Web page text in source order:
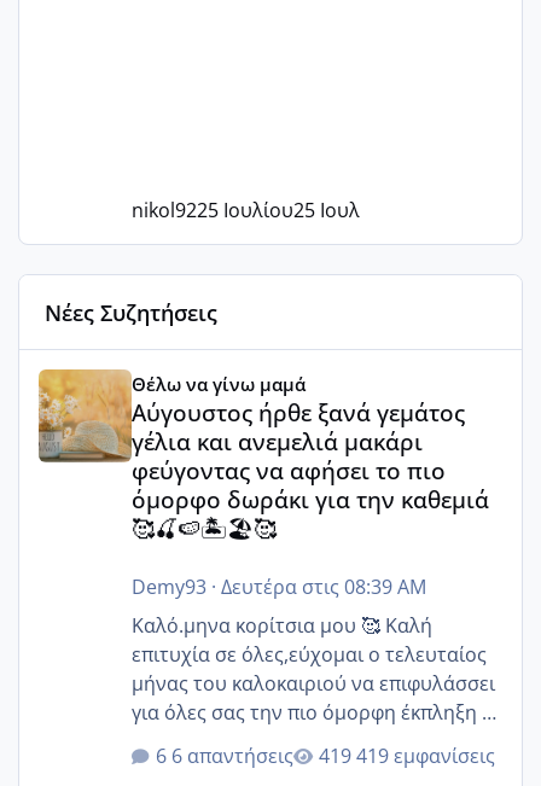
nikol9225 Ιουλίου25 Ιουλ
Νέες Συζητήσεις
Αύγουστος ήρθε ξανά γεμάτος γέλια και ανεμελιά
Θέλω να γίνω μαμά
Αύγουστος ήρθε ξανά γεμάτος
γέλια και ανεμελιά μακάρι
φεύγοντας να αφήσει το πιο
όμορφο δωράκι για την καθεμιά
🥰🍒🍉🏝️🏖️🥰
Demy93· Δευτέρα στις 08:39 AM
Καλό.μηνα κορίτσια μου 🥰 Καλή
επιτυχία σε όλες,εύχομαι ο τελευταίος
μήνας του καλοκαιριού να επιφυλάσσει
για όλες σας την πιο όμορφη έκπληξη 🧿
@Elk @Melikara86 @Παρασκευαιδου
@Zenia z @melitiniღ @Christi.D.
6 απαντήσεις 419 εμφανίσεις